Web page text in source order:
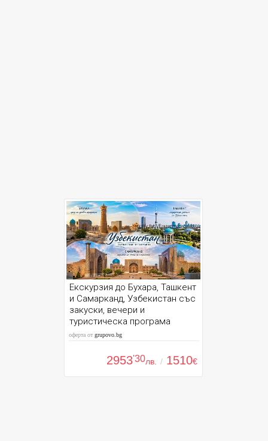
Екскурзия до Бухара, Ташкент
и Самарканд, Узбекистан със
закуски, вечери и
туристическа програма
оферта отgrupovo.bg
2953'30лв. / 1510€